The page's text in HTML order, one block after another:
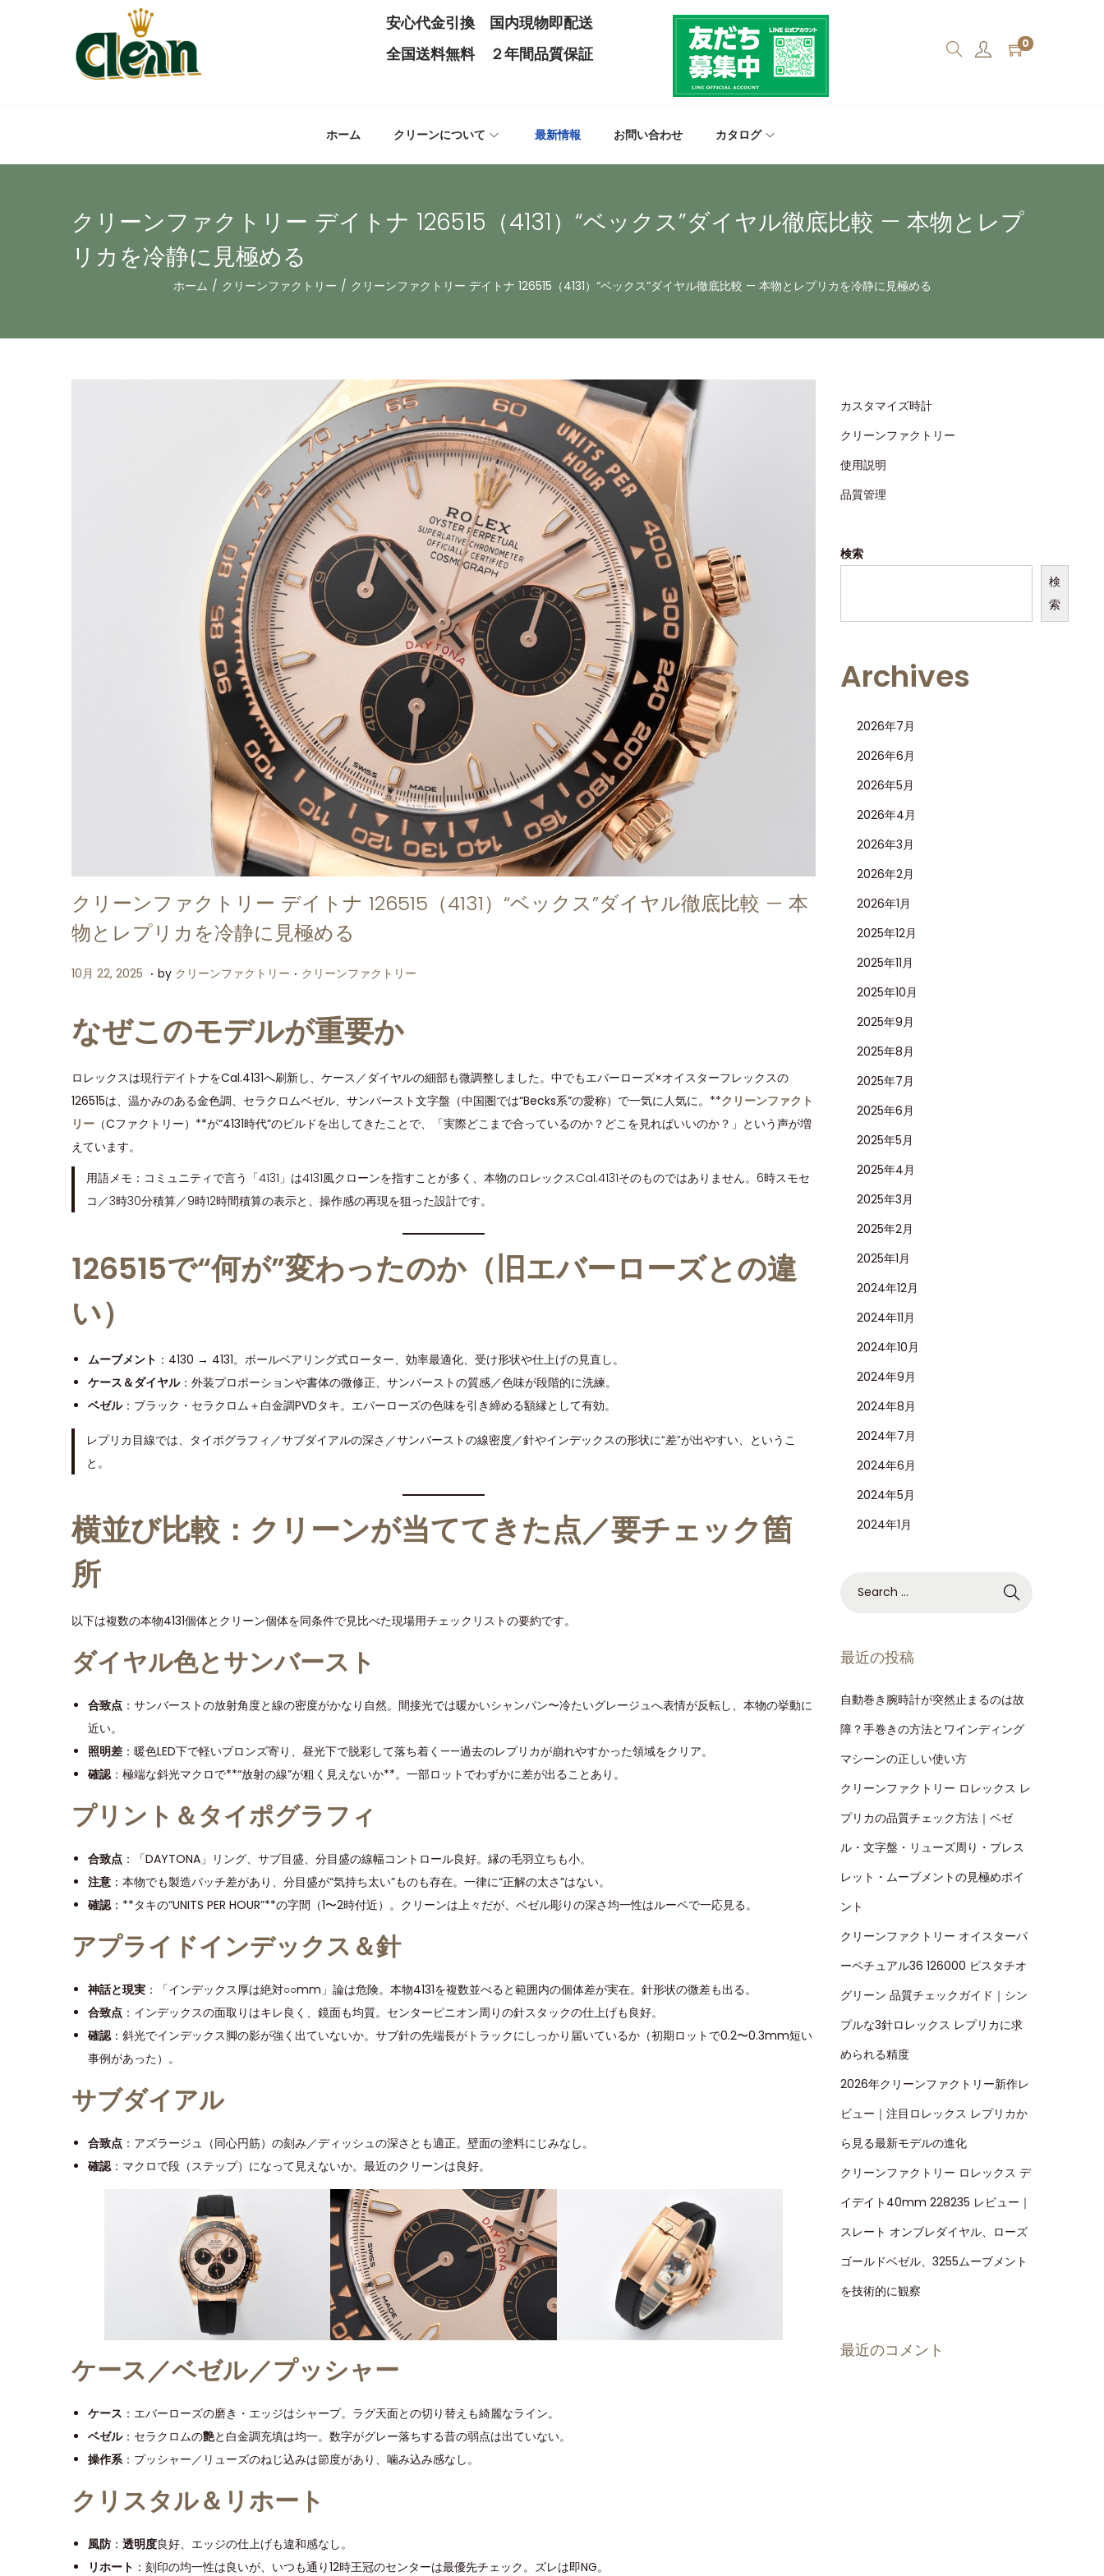
安心代金引換 国内現物即配送
全国送料無料 ２年間品質保証
0
ホーム クリーンについて 最新情報 お問い合わせ カタログ
クリーンファクトリー デイトナ 126515（4131）“ベックス”ダイヤル徹底比較 — 本物とレプ
リカを冷静に見極める
ホーム / クリーンファクトリー / クリーンファクトリー デイトナ 126515（4131）“ベックス”ダイヤル徹底比較 — 本物とレプリカを冷静に見極める
クリーンファクトリー デイトナ 126515（4131）“ベックス”ダイヤル徹底比較 — 本
物とレプリカを冷静に見極める
P
t
d
o
n
10月 22, 2025
月
2
,
2
5
. by クリーンファクトリー . P
t
d
n
クリーンファクトリー
なぜこのモデルが重要か
ロレックスは現行デイトナをCal.4131へ刷新し、ケース／ダイヤルの細部も微調整しました。中でもエバーローズ×オイスターフレックスの
126515は、温かみのある金色調、セラクロムベゼル、サンバースト文字盤（中国圏では“Becks系”の愛称）で一気に人気に。**クリーンファクト
リー （Cファクトリー）**が“4131時代”のビルドを出してきたことで、「実際どこまで合っているのか？どこを見ればいいのか？」という声が増
えています。
用語メモ：コミュニティで言う「4131」は4131風クローンを指すことが多く、本物のロレックスCal.4131そのものではありません。6時スモセ
コ／3時30分積算／9時12時間積算の表示と、操作感の再現を狙った設計です。
126515で“何が”変わったのか（旧エバーローズとの違
い）
ムーブメント ：4130 → 4131。ボールベアリング式ローター、効率最適化、受け形状や仕上げの見直し。
ケース＆ダイヤル：外装プロポーションや書体の微修正、サンバーストの質感／色味が段階的に洗練。
ベゼル：ブラック・セラクロム＋白金調PVDタキ。エバーローズの色味を引き締める額縁として有効。
レプリカ目線では、タイポグラフィ／サブダイアルの深さ／サンバーストの線密度／針やインデックスの形状に“差”が出やすい、というこ
と。
横並び比較：クリーンが当ててきた点／要チェック箇
所
以下は複数の本物4131個体とクリーン個体を同条件で見比べた現場用チェックリストの要約です。
ダイヤル色とサンバースト
合致点 ：サンバーストの放射角度と線の密度がかなり自然。間接光では暖かいシャンパン〜冷たいグレージュへ表情が反転し、本物の挙動に
近い。
照明差 ：暖色LED下で軽いブロンズ寄り、昼光下で脱彩して落ち着く——過去のレプリカが崩れやすかった領域をクリア。
確認：極端な斜光マクロで**“放射の線”が粗く見えないか**。一部ロットでわずかに差が出ることあり。
プリント＆タイポグラフィ
合致点 ：「DAYTONA」リング、サブ目盛、分目盛の線幅コントロール良好。縁の毛羽立ちも小。
注意 ：本物でも製造バッチ差があり、分目盛が“気持ち太い”ものも存在。一律に“正解の太さ”はない。
確認：**タキの“UNITS PER HOUR”**の字間（1〜2時付近）。クリーンは上々だが、ベゼル彫りの深さ均一性はルーペで一応見る。
アプライドインデックス＆針
神話と現実 ：「インデックス厚は絶対○○mm」論は危険。本物4131を複数並べると範囲内の個体差が実在。針形状の微差も出る。
合致点 ：インデックスの面取りはキレ良く、鏡面も均質。センターピニオン周りの針スタックの仕上げも良好。
確認：斜光でインデックス脚の影が強く出ていないか。サブ針の先端長がトラックにしっかり届いているか（初期ロットで0.2〜0.3mm短い
事例があった）。
サブダイアル
合致点 ：アズラージュ（同心円筋）の刻み／ディッシュの深さとも適正。壁面の塗料にじみなし。
確認：マクロで段（ステップ）になって見えないか。最近のクリーンは良好。
ケース／ベゼル／プッシャー
ケース ：エバーローズの磨き・エッジはシャープ。ラグ天面との切り替えも綺麗なライン。
ベゼル：セラクロムの艶と白金調充填は均一。数字がグレー落ちする昔の弱点は出ていない。
操作系：プッシャー／リューズのねじ込みは節度があり、噛み込み感なし。
クリスタル＆リホート
風防 ： 透明度良好、エッジの仕上げも違和感なし。
リホート ：刻印の均一性は良いが、いつも通り12時王冠のセンターは最優先チェック。ズレは即NG。
カスタマイズ時計
クリーンファクトリー
使用説明
品質管理
検索
検
索
Archives
2026年7月
2026年6月
2026年5月
2026年4月
2026年3月
2026年2月
2026年1月
2025年12月
2025年11月
2025年10月
2025年9月
2025年8月
2025年7月
2025年6月
2025年5月
2025年4月
2025年3月
2025年2月
2025年1月
2024年12月
2024年11月
2024年10月
2024年9月
2024年8月
2024年7月
2024年6月
2024年5月
2024年1月
最近の投稿
自動巻き腕時計が突然止まるのは故
障？手巻きの方法とワインディング
マシーンの正しい使い方
クリーンファクトリー ロレックス レ
プリカの品質チェック方法｜ベゼ
ル・文字盤・リューズ周り・ブレス
レット・ムーブメントの見極めポイ
ント
クリーンファクトリー オイスターパ
ーペチュアル36 126000 ピスタチオ
グリーン 品質チェックガイド｜シン
プルな3針ロレックス レプリカに求
められる精度
2026年クリーンファクトリー新作レ
ビュー｜注目ロレックス レプリカか
ら見る最新モデルの進化
クリーンファクトリー ロレックス デ
イデイト40mm 228235 レビュー｜
スレート オンブレダイヤル、ローズ
ゴールドベゼル、3255ムーブメント
を技術的に観察
最近のコメント